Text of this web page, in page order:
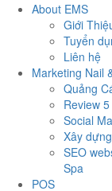
About EMS
Giới
Tuyển
Liên hệ
Marketing Nail
Quảng
Review
Social
Xây
SEO
Spa
POS